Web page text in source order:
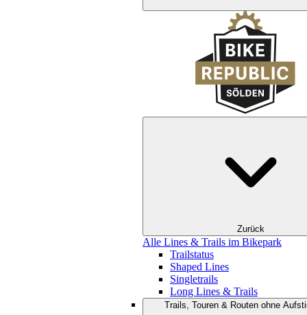
Zurück
Alle Lines & Trails im Bikepark
Trailstatus
Shaped Lines
Singletrails
Long Lines & Trails
Trails, Touren & Routen ohne